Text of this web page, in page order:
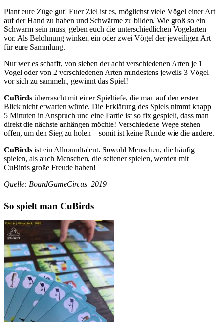
Plant eure Züge gut! Euer Ziel ist es, möglichst viele Vögel einer Art
auf der Hand zu haben und Schwärme zu bilden. Wie groß so ein
Schwarm sein muss, geben euch die unterschiedlichen Vogelarten
vor. Als Belohnung winken ein oder zwei Vögel der jeweiligen Art
für eure Sammlung.
Nur wer es schafft, von sieben der acht verschiedenen Arten je 1
Vogel oder von 2 verschiedenen Arten mindestens jeweils 3 Vögel
vor sich zu sammeln, gewinnt das Spiel!
CuBirds überrascht mit einer Spieltiefe, die man auf den ersten
Blick nicht erwarten würde. Die Erklärung des Spiels nimmt knapp
5 Minuten in Anspruch und eine Partie ist so fix gespielt, dass man
direkt die nächste anhängen möchte! Verschiedene Wege stehen
offen, um den Sieg zu holen – somit ist keine Runde wie die andere.
CuBirds ist ein Allroundtalent: Sowohl Menschen, die häufig
spielen, als auch Menschen, die seltener spielen, werden mit
CuBirds große Freude haben!
Quelle: BoardGameCircus, 2019
So spielt man CuBirds